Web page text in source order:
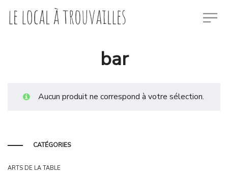
bar
Aucun produit ne correspond à votre sélection.
CATÉGORIES
ARTS DE LA TABLE